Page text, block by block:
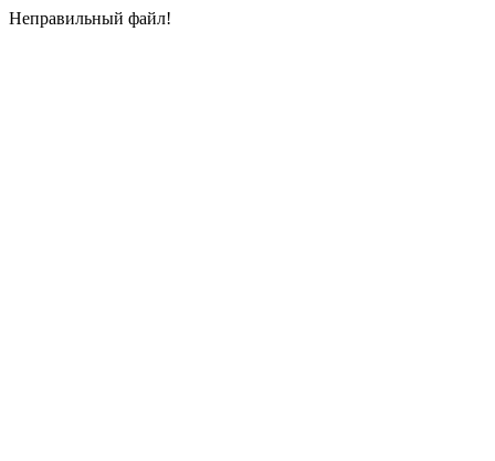
Неправильный файл!